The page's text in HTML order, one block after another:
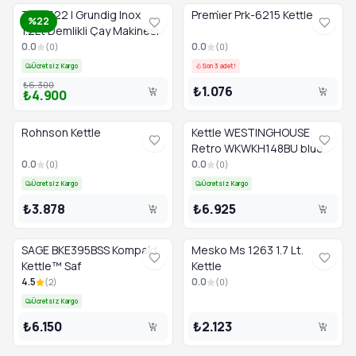
%22
TM 3522 I Grundig Inox
1.2Lt Demlikli Çay Makinesi
0.0 (0)
Ücretsiz Kargo
₺6.300
₺4.900
Premi̇er Prk-6215 Kettle
0.0 (0)
Son 3 adet!
₺1.076
Rohnson Kettle
0.0 (0)
Ücretsiz Kargo
₺3.878
Kettle WESTINGHOUSE
Retro WKWKH148BU blue
0.0 (0)
Ücretsiz Kargo
₺6.925
SAGE BKE395BSS Kompakt
Kettle™ Saf
4.5 (2)
Ücretsiz Kargo
₺6.150
Mesko Ms 1263 1.7 Lt.
Kettle
0.0 (0)
₺2.123